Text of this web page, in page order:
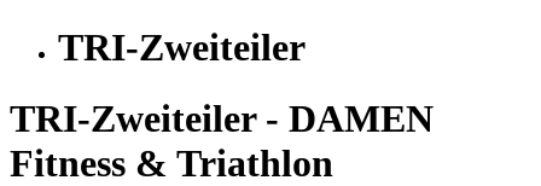
TRI-Zweiteiler
TRI-Zweiteiler - DAMEN
Fitness & Triathlon